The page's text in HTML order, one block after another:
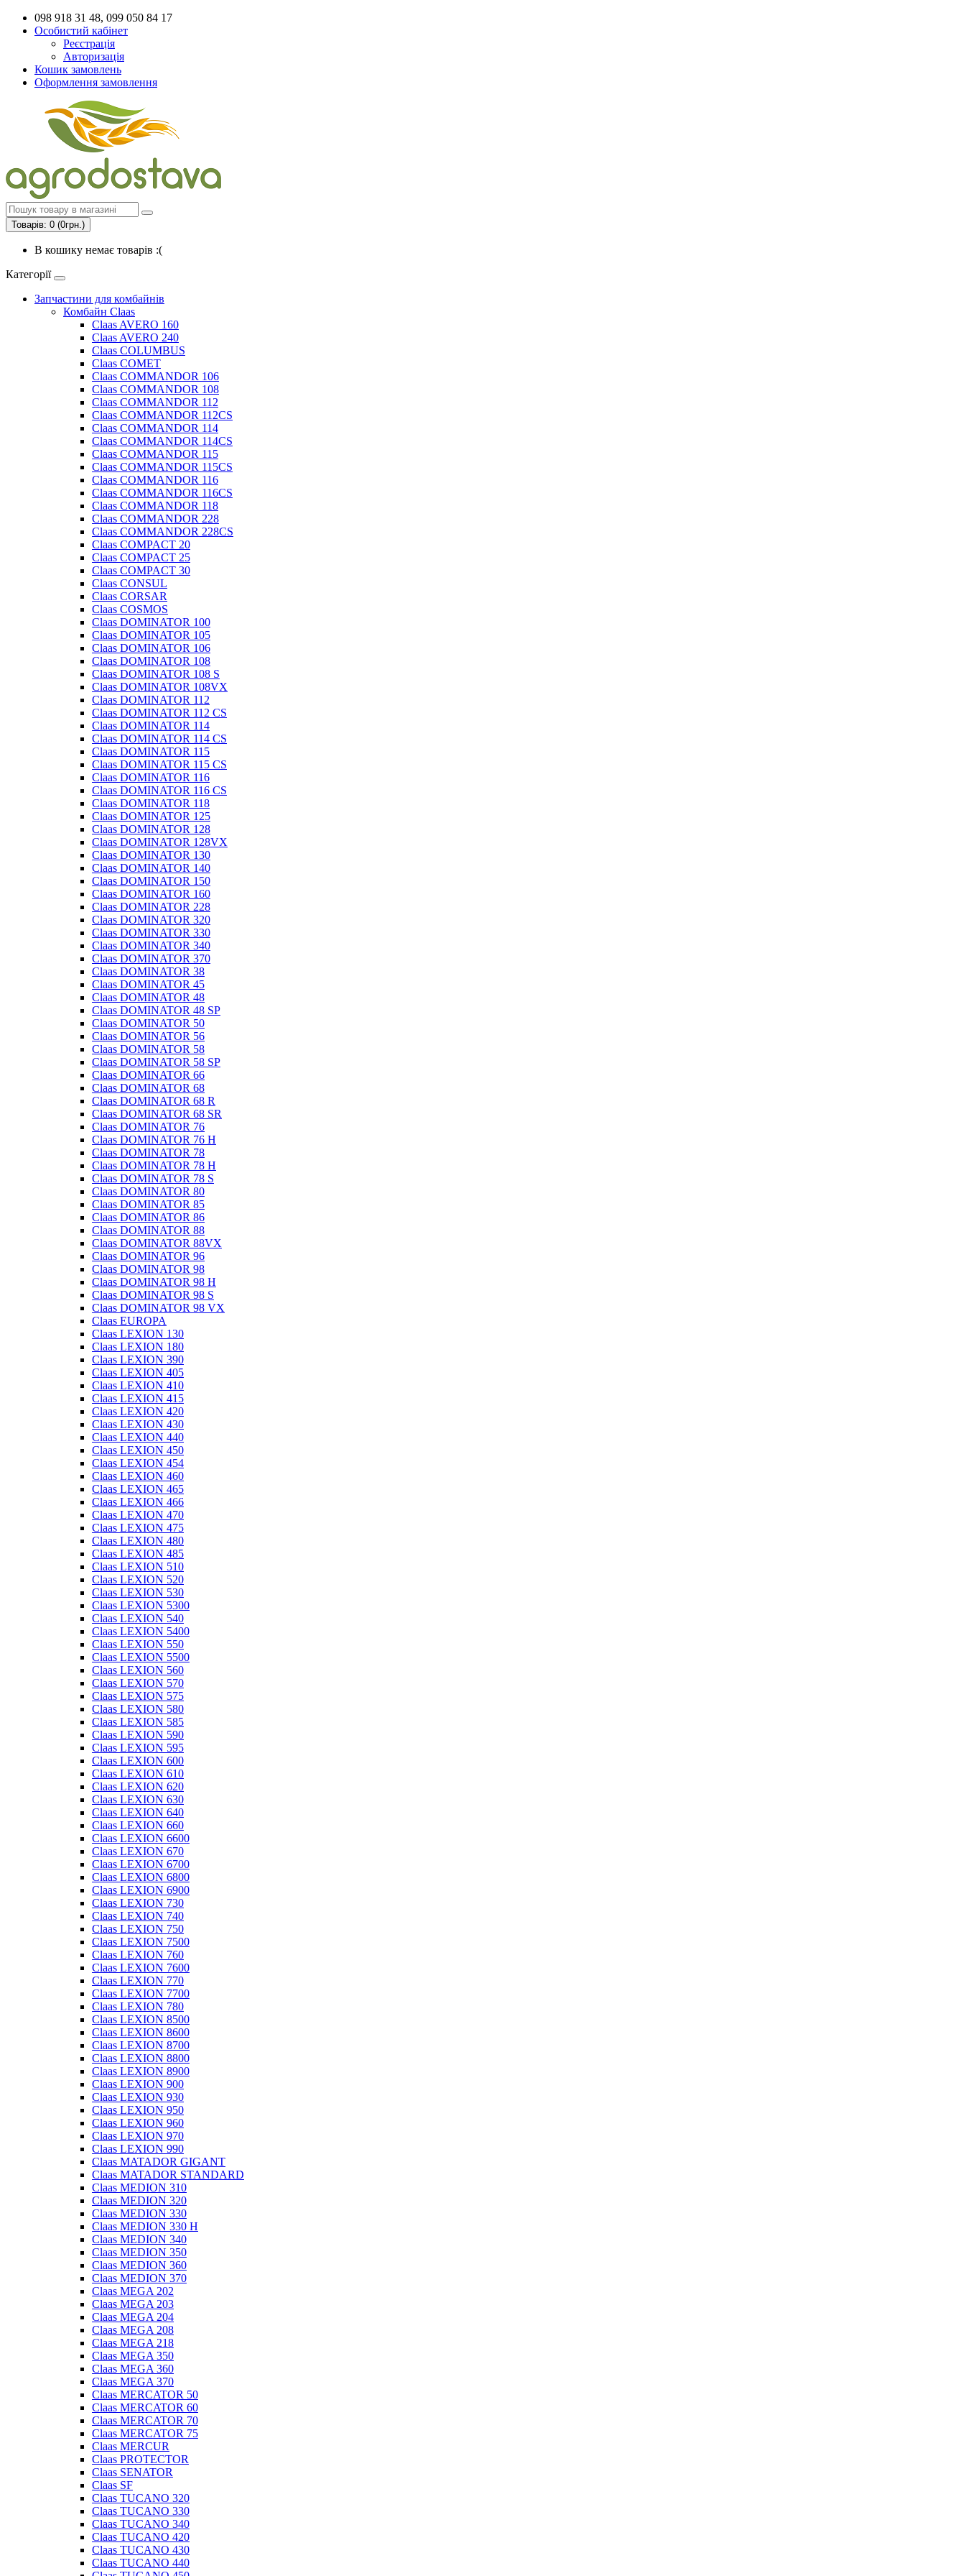
098 918 31 48, 099 050 84 17
Особистий кабінет
Реєстрація
Авторизація
Кошик замовлень
Оформлення замовлення
Товарів: 0 (0грн.)
В кошику немає товарів :(
Категорії
Запчастини для комбайнів
Комбайн Claas
Claas AVERO 160
Claas AVERO 240
Claas COLUMBUS
Claas COMET
Claas COMMANDOR 106
Claas COMMANDOR 108
Claas COMMANDOR 112
Claas COMMANDOR 112CS
Claas COMMANDOR 114
Claas COMMANDOR 114CS
Claas COMMANDOR 115
Claas COMMANDOR 115CS
Claas COMMANDOR 116
Claas COMMANDOR 116CS
Claas COMMANDOR 118
Claas COMMANDOR 228
Claas COMMANDOR 228CS
Claas COMPACT 20
Claas COMPACT 25
Claas COMPACT 30
Claas CONSUL
Claas CORSAR
Claas COSMOS
Claas DOMINATOR 100
Claas DOMINATOR 105
Claas DOMINATOR 106
Claas DOMINATOR 108
Claas DOMINATOR 108 S
Claas DOMINATOR 108VX
Claas DOMINATOR 112
Claas DOMINATOR 112 CS
Claas DOMINATOR 114
Claas DOMINATOR 114 CS
Claas DOMINATOR 115
Claas DOMINATOR 115 CS
Claas DOMINATOR 116
Claas DOMINATOR 116 CS
Claas DOMINATOR 118
Claas DOMINATOR 125
Claas DOMINATOR 128
Claas DOMINATOR 128VX
Claas DOMINATOR 130
Claas DOMINATOR 140
Claas DOMINATOR 150
Claas DOMINATOR 160
Claas DOMINATOR 228
Claas DOMINATOR 320
Claas DOMINATOR 330
Claas DOMINATOR 340
Claas DOMINATOR 370
Claas DOMINATOR 38
Claas DOMINATOR 45
Claas DOMINATOR 48
Claas DOMINATOR 48 SP
Claas DOMINATOR 50
Claas DOMINATOR 56
Claas DOMINATOR 58
Claas DOMINATOR 58 SP
Claas DOMINATOR 66
Claas DOMINATOR 68
Claas DOMINATOR 68 R
Claas DOMINATOR 68 SR
Claas DOMINATOR 76
Claas DOMINATOR 76 H
Claas DOMINATOR 78
Claas DOMINATOR 78 H
Claas DOMINATOR 78 S
Claas DOMINATOR 80
Claas DOMINATOR 85
Claas DOMINATOR 86
Claas DOMINATOR 88
Claas DOMINATOR 88VX
Claas DOMINATOR 96
Claas DOMINATOR 98
Claas DOMINATOR 98 H
Claas DOMINATOR 98 S
Claas DOMINATOR 98 VX
Claas EUROPA
Claas LEXION 130
Claas LEXION 180
Claas LEXION 390
Claas LEXION 405
Claas LEXION 410
Claas LEXION 415
Claas LEXION 420
Claas LEXION 430
Claas LEXION 440
Claas LEXION 450
Claas LEXION 454
Claas LEXION 460
Claas LEXION 465
Claas LEXION 466
Claas LEXION 470
Claas LEXION 475
Claas LEXION 480
Claas LEXION 485
Claas LEXION 510
Claas LEXION 520
Claas LEXION 530
Claas LEXION 5300
Claas LEXION 540
Claas LEXION 5400
Claas LEXION 550
Claas LEXION 5500
Claas LEXION 560
Claas LEXION 570
Claas LEXION 575
Claas LEXION 580
Claas LEXION 585
Claas LEXION 590
Claas LEXION 595
Claas LEXION 600
Claas LEXION 610
Claas LEXION 620
Claas LEXION 630
Claas LEXION 640
Claas LEXION 660
Claas LEXION 6600
Claas LEXION 670
Claas LEXION 6700
Claas LEXION 6800
Claas LEXION 6900
Claas LEXION 730
Claas LEXION 740
Claas LEXION 750
Claas LEXION 7500
Claas LEXION 760
Claas LEXION 7600
Claas LEXION 770
Claas LEXION 7700
Claas LEXION 780
Claas LEXION 8500
Claas LEXION 8600
Claas LEXION 8700
Claas LEXION 8800
Claas LEXION 8900
Claas LEXION 900
Claas LEXION 930
Claas LEXION 950
Claas LEXION 960
Claas LEXION 970
Claas LEXION 990
Claas MATADOR GIGANT
Claas MATADOR STANDARD
Claas MEDION 310
Claas MEDION 320
Claas MEDION 330
Claas MEDION 330 H
Claas MEDION 340
Claas MEDION 350
Claas MEDION 360
Claas MEDION 370
Claas MEGA 202
Claas MEGA 203
Claas MEGA 204
Claas MEGA 208
Claas MEGA 218
Claas MEGA 350
Claas MEGA 360
Claas MEGA 370
Claas MERCATOR 50
Claas MERCATOR 60
Claas MERCATOR 70
Claas MERCATOR 75
Claas MERCUR
Claas PROTECTOR
Claas SENATOR
Claas SF
Claas TUCANO 320
Claas TUCANO 330
Claas TUCANO 340
Claas TUCANO 420
Claas TUCANO 430
Claas TUCANO 440